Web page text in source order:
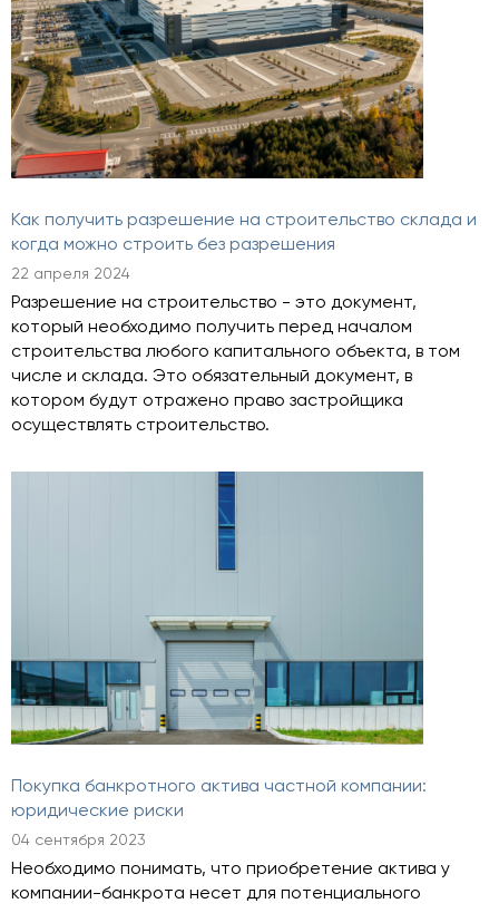
Как получить разрешение на строительство склада и
когда можно строить без разрешения
22 апреля 2024
Разрешение на строительство - это документ,
который необходимо получить перед началом
строительства любого капитального объекта, в том
числе и склада. Это обязательный документ, в
котором будут отражено право застройщика
осуществлять строительство.
Покупка банкротного актива частной компании:
юридические риски
04 сентября 2023
Необходимо понимать, что приобретение актива у
компании-банкрота несет для потенциального